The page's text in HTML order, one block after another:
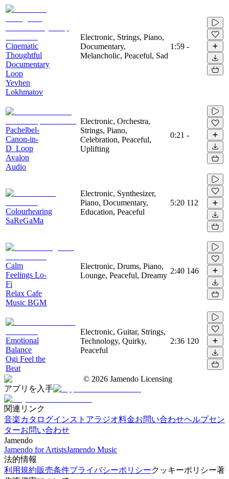
Cinematic
Thoughtful
Documentary
Loop
Yevhen
Lokhmatov
Electronic, Strings, Piano,
Documentary,
Melancholic, Peaceful, Sad
1:59 -
Pachelbel-
Canon-in-
D_Loop
Avalon
Audio
Electronic, Orchestra,
Strings, Piano,
Celebration, Peaceful,
Uplifting
0:21 -
Colourhearing
SaReGaMa
Electronic, Synthesizer,
Piano, Documentary,
Education, Peaceful
5:20 112
Calm
Feelings Lo-
Fi
Relax Cafe
Music BGM
Electronic, Drums, Piano,
Lounge, Peaceful, Dreamy
2:40 146
Emotional
Balance
Ogi Feel the
Beat
Electronic, Guitar, Strings,
Technology, Quirky,
Peaceful
2:36 120
© 2026 Jamendo Licensing
アプリを入手
関連リンク
音楽カタログインストアラジオ料金お問い合わせヘルプセン
ターお問い合わせ
Jamendo
Jamendo for ArtistsJamendo Music
法的情報
利用規約販売条件プライバシーポリシークッキーポリシー著